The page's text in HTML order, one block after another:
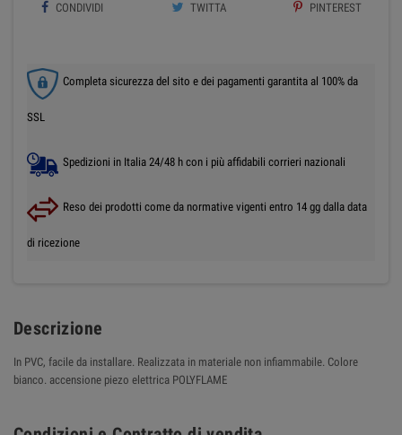
CONDIVIDI TWITTA PINTEREST
Completa sicurezza del sito e dei pagamenti garantita al 100% da
SSL
Spedizioni in Italia 24/48 h con i più affidabili corrieri nazionali
Reso dei prodotti come da normative vigenti entro 14 gg dalla data
di ricezione
Descrizione
In PVC, facile da installare. Realizzata in materiale non infiammabile. Colore
bianco. accensione piezo elettrica POLYFLAME